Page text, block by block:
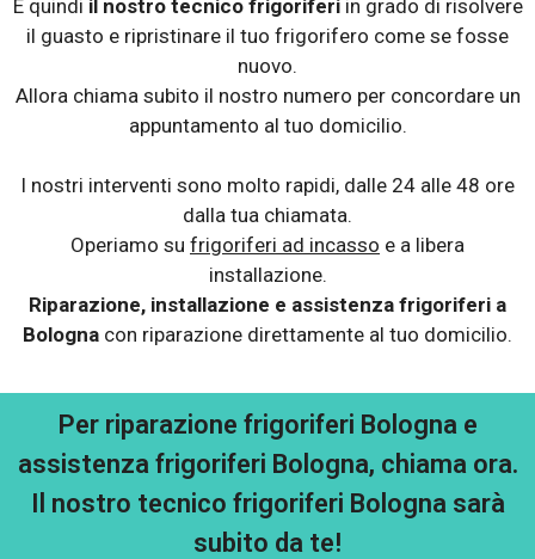
E quindi il nostro tecnico frigoriferi in grado di risolvere
il guasto e ripristinare il tuo frigorifero come se fosse
nuovo.
Allora chiama subito il nostro numero per concordare un
appuntamento al tuo domicilio.
I nostri interventi sono molto rapidi, dalle 24 alle 48 ore
dalla tua chiamata.
Operiamo su frigoriferi ad incasso e a libera
installazione.
Riparazione, installazione e assistenza frigoriferi a
Bologna con riparazione direttamente al tuo domicilio.
Per riparazione frigoriferi Bologna e
assistenza frigoriferi Bologna, chiama ora.
Il nostro tecnico frigoriferi Bologna sarà
subito da te!